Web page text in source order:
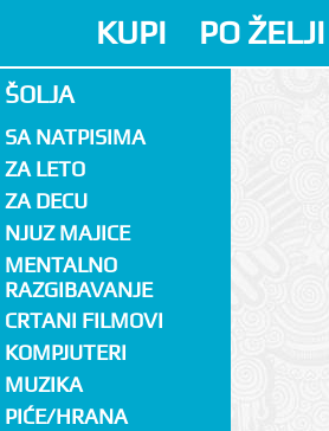
KUPI PO ŽELJI
ŠOLJA
SA NATPISIMA
ZA LETO
ZA DECU
NJUZ MAJICE
MENTALNO
RAZGIBAVANJE
CRTANI FILMOVI
KOMPJUTERI
MUZIKA
PIĆE/HRANA